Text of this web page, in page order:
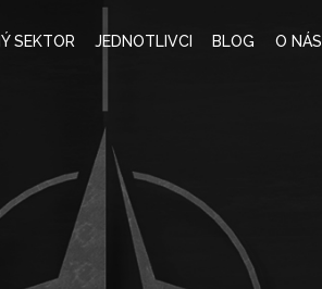
SEKTOR JEDNOTLIVCI BLOG O NÁS